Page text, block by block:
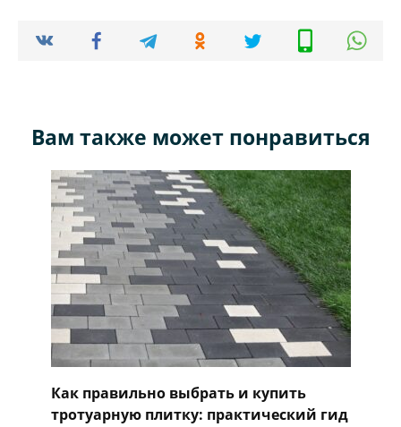
Вам также может понравиться
Как правильно выбрать и купить
тротуарную плитку: практический гид